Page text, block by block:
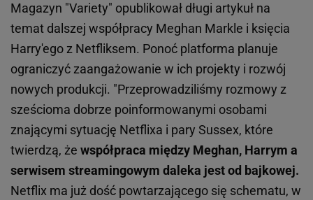
Magazyn "Variety" opublikował długi artykuł na
temat dalszej współpracy Meghan Markle i księcia
Harry'ego z Netfliksem. Ponoć platforma planuje
ograniczyć zaangażowanie w ich projekty i rozwój
nowych produkcji. "Przeprowadziliśmy rozmowy z
sześcioma dobrze poinformowanymi osobami
znającymi sytuację Netflixa i pary Sussex, które
twierdzą, że współpraca między Meghan, Harrym a
serwisem streamingowym daleka jest od bajkowej.
Netflix ma już dość powtarzającego się schematu, w